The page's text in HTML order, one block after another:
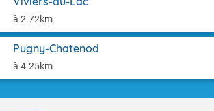
à 2.72km
Pugny-Chatenod
à 4.25km
ensoleillée,
une
le vent
tramontane